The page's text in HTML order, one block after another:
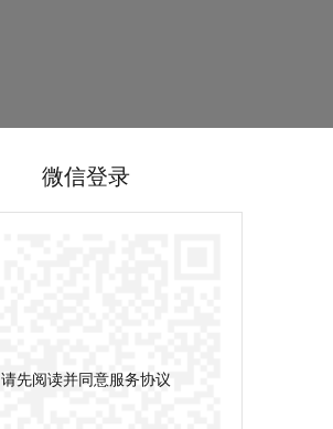
微信登录
请先阅读并同意服务协议